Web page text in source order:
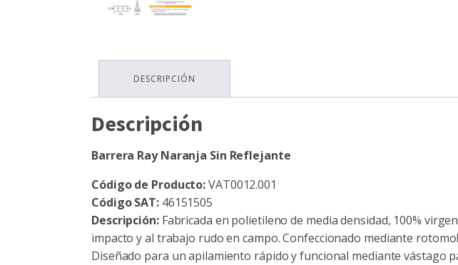
DESCRIPCIÓN
Descripción
Barrera Ray Naranja Sin Reflejante
Código de Producto:VAT0012.001
Código SAT:46151505
Descripción:Fabricada en polietileno de media densidad, 100%
impacto y al trabajo rudo en campo. Confeccionado mediante
Diseñado para un apilamiento rápido y funcional mediante vástago